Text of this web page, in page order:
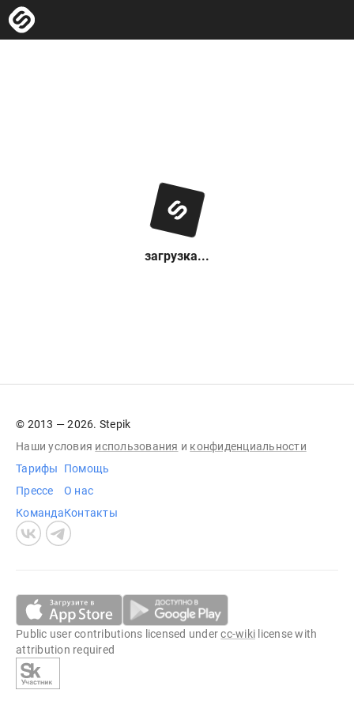
загрузка...
© 2013 — 2026. Stepik
Наши условия использования и конфиденциальности
Тарифы
Прессе
Команда
Помощь
О нас
Контакты
Public user contributions licensed undercc-wiki license with
attribution required